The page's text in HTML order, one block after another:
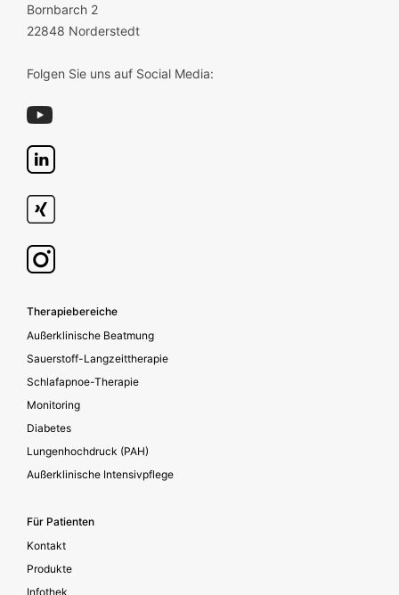
Bornbarch 2
22848 Norderstedt
Folgen Sie uns auf Social Media:
Footer secondary
Therapiebereiche
Außerklinische Beatmung
Sauerstoff-Langzeittherapie
Schlafapnoe-Therapie
Monitoring
Diabetes
Lungenhochdruck (PAH)
Außerklinische Intensivpflege
Für Patienten
Kontakt
Produkte
Infothek